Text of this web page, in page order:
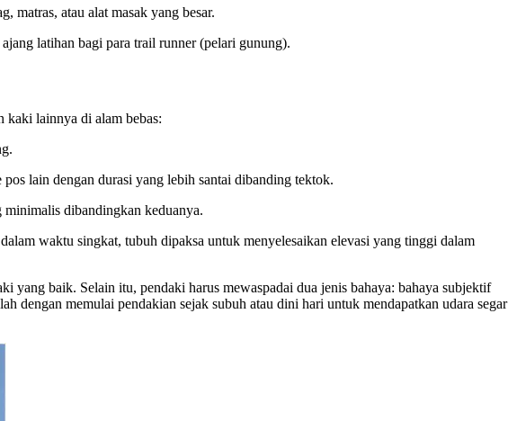
matras, atau alat masak yang besar.
latihan bagi para trail runner (pelari gunung).
kaki lainnya di alam bebas:
lain dengan durasi yang lebih santai dibanding tektok.
minimalis dibandingkan keduanya.
waktu singkat, tubuh dipaksa untuk menyelesaikan elevasi yang tinggi dalam
baik. Selain itu, pendaki harus mewaspadai dua jenis bahaya: bahaya subjektif
dengan memulai pendakian sejak subuh atau dini hari untuk mendapatkan udara segar